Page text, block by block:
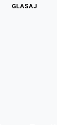
GLASAJ